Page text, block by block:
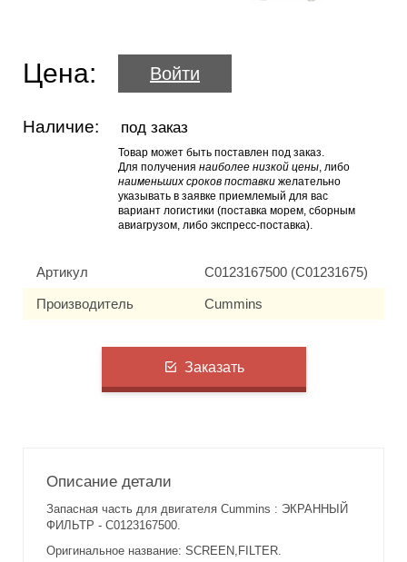
Цена: Войти
Наличие: под заказ
Товар может быть поставлен под заказ.
Для получения наиболее низкой цены, либо
наименьших сроков поставки желательно
указывать в заявке приемлемый для вас
вариант логистики (поставка морем, сборным
авиагрузом, либо экспресс-поставка).
Артикул C0123167500 (C01231675)
Производитель Cummins
Заказать
Описание детали
Запасная часть для двигателя Cummins : ЭКРАННЫЙ
ФИЛЬТР - C0123167500.
Оригинальное название: SCREEN,FILTER.